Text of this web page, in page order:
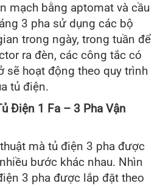
mạch bằng aptomat và cầu
3 pha sử dụng các bộ
trong ngày, trong tuần để
ra đèn, các công tắc có
sẽ hoạt động theo quy trình
tủ điện.
Điện 1 Fa – 3 Pha Vận
mà tủ điện 3 pha được
bước khác nhau. Nhìn
3 pha được lắp đặt theo